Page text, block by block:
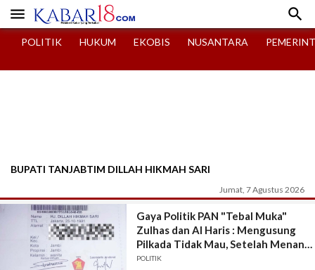
 
POLITIK HUKUM EKOBIS NUSANTARA
BUPATI TANJABTIM DILLAH HIKMAH SARI
Jumat, 7 Agustus 2026
Gaya Politik PAN "Tebal Muka"
Zulhas dan Al Haris : Mengusung
Pilkada Tidak Mau, Setelah Menang
Didaulat Jadi Ketua DPD PAN
POLITIK